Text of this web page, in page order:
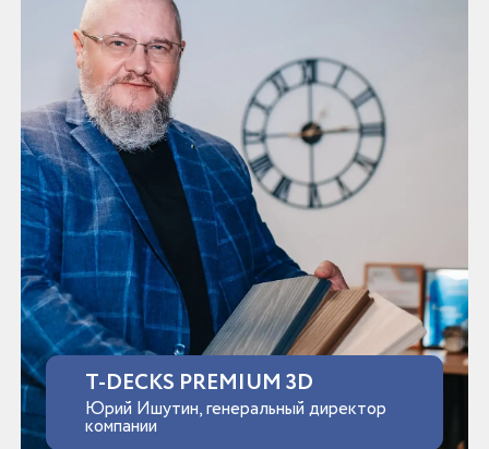
T-DECKS PREMIUM 3D
Юрий Ишутин, генеральный директор
компании